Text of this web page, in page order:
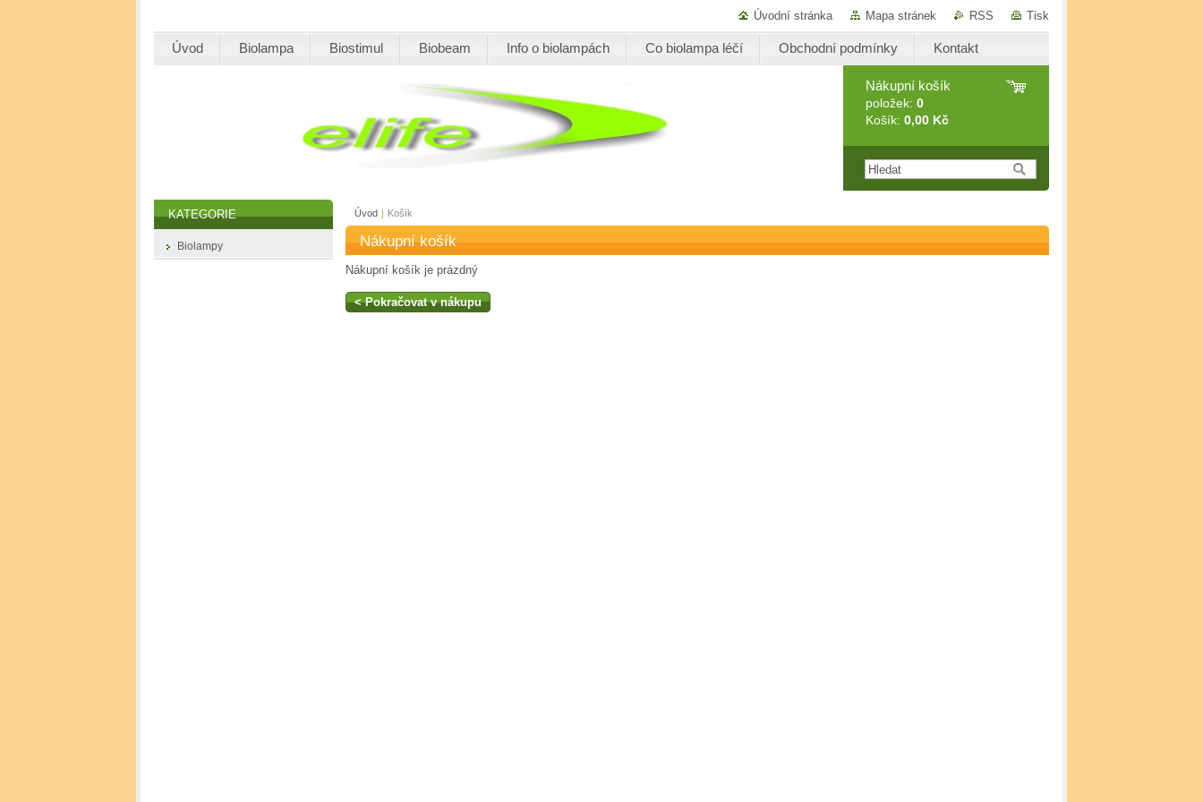
Úvodní stránka Mapa stránek RSS Tisk
Úvod Biolampa Biostimul Biobeam Info o biolampách Co biolampa léčí Obchodní podmínky Kontakt
Nákupní košík
položek: 0
Košík: 0,00 Kč
Úvod | Košík
Nákupní košík
Nákupní košík je prázdný
KATEGORIE
Biolampy